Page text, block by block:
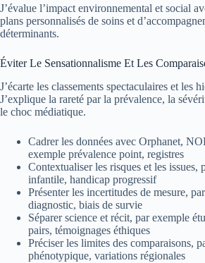
J’évalue l’impact environnemental et social
plans personnalisés de soins et
déterminants.
Éviter Le Sensationnalisme Et Les
J’écarte les classements spectaculaires et les
J’explique la rareté par la prévalence, la
le choc médiatique.
Cadrer les données avec Orphanet,
exemple prévalence point, registres
Contextualiser les risques et les issues,
infantile, handicap progressif
Présenter les incertitudes de mesure,
diagnostic, biais de survie
Séparer science et récit, par exemple
pairs, témoignages éthiques
Préciser les limites des comparaisons,
phénotypique, variations régionales